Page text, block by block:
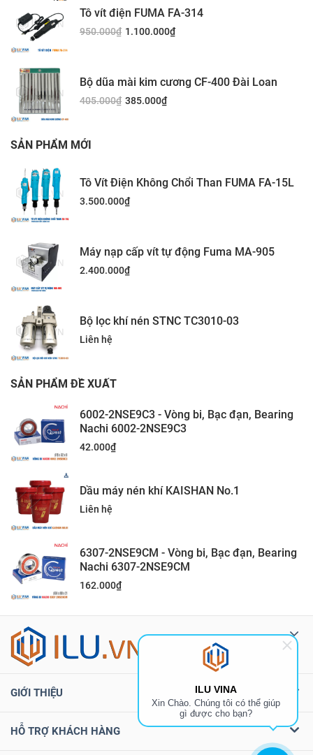
Tô vít điện FUMA FA-314
950.000₫ 1.100.000₫
Bộ dũa mài kim cương CF-400 Đài Loan
405.000₫ 385.000₫
SẢN PHẨM MỚI
Tô Vít Điện Không Chổi Than FUMA FA-15L
3.500.000₫
Máy nạp cấp vít tự động Fuma MA-905
2.400.000₫
Bộ lọc khí nén STNC TC3010-03
Liên hệ
SẢN PHẨM ĐỀ XUẤT
6002-2NSE9C3 - Vòng bi, Bạc đạn, Bearing
Nachi 6002-2NSE9C3
42.000₫
Dầu máy nén khí KAISHAN No.1
Liên hệ
6307-2NSE9CM - Vòng bi, Bạc đạn, Bearing
Nachi 6307-2NSE9CM
162.000₫
GIỚI THIỆU
HỖ TRỢ KHÁCH HÀNG
ILU VINA
Xin Chào. Chúng tôi có thể giúp
gì được cho bạn?